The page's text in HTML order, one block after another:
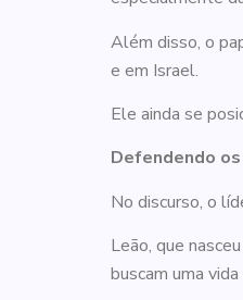
Além disso, o
e em Israel.
Ele ainda se
Defendendo
No discurso, o
Leão, que
buscam uma